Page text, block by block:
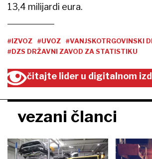
13,4 milijardi eura.
#IZVOZ #UVOZ
#VANJSKOTRGOVINSKI
#DZS DRŽAVNI ZAVOD ZA STATISTIKU
čitajte lider u digitalnom
vezani članci